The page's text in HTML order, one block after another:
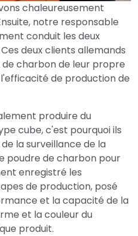
chaleureusement
notre responsable
conduit les deux
deux clients allemands
charbon de leur propre
de production de
produire du
cube, c'est pourquoi ils
la surveillance de la
poudre de charbon pour
enregistré les
de production, posé
et la capacité de la
et la couleur du
produit.